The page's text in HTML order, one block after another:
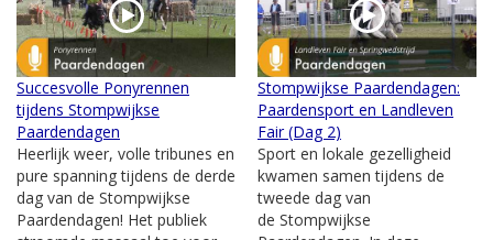
Succesvolle Ponyrennen
tijdens Stompwijkse
Paardendagen
Heerlijk weer, volle tribunes en
pure spanning tijdens de derde
dag van de Stompwijkse
Paardendagen! Het publiek
Stompwijkse Paardendagen:
Paardensport en Landleven
Fair (Dag 2)
Sport en lokale gezelligheid
kwamen samen tijdens de
tweede dag van
de Stompwijkse